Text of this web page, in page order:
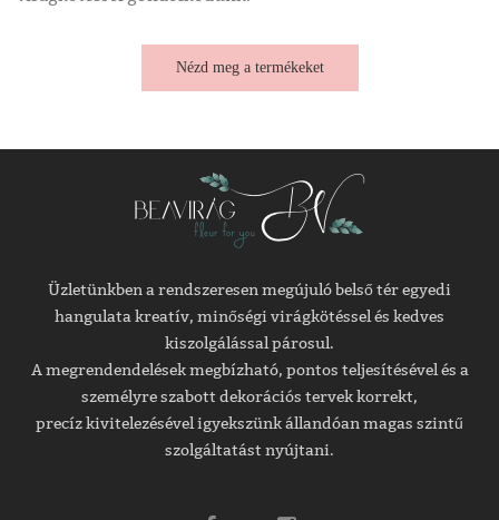
Nézd meg a termékeket
Üzletünkben a rendszeresen megújuló belső tér egyedi
hangulata kreatív, minőségi virágkötéssel és kedves
kiszolgálással párosul.
A megrendendelések megbízható, pontos teljesítésével és a
személyre szabott dekorációs tervek korrekt,
precíz kivitelezésével igyekszünk állandóan magas szintű
szolgáltatást nyújtani.